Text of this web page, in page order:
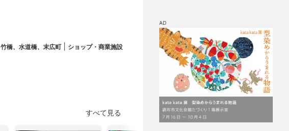
チケット割引
竹橋、水道橋、末広町| ショップ・商業施設
すべて見る
AD